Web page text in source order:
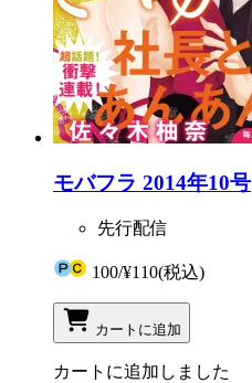
モバフラ 2014年10号
先行配信
100/¥110(税込)
カートに追加
カートに追加しました